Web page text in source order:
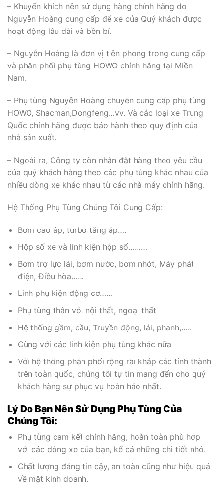
– Khuyến khích nên sử dụng hàng chính hãng do
Nguyễn Hoàng cung cấp để xe của Quý khách được
hoạt động lâu dài và bền bỉ.
– Nguyễn Hoàng là đơn vị tiên phong trong cung cấp
và phân phối phụ tùng HOWO chính hãng tại Miền
Nam.
– Phụ tùng Nguyễn Hoàng chuyên cung cấp phụ tùng
HOWO, Shacman,Dongfeng…vv. Và các loại xe Trung
Quốc chính hãng được bảo hành theo quy định của
nhà sản xuất.
– Ngoài ra, Công ty còn nhận đặt hàng theo yêu cầu
của quý khách hàng theo các phụ tùng khác nhau của
nhiều dòng xe khác nhau từ các nhà máy chính hãng.
Hệ Thống Phụ Tùng Chúng Tôi Cung Cấp:
Bơm cao áp, turbo tăng áp….
Hộp số xe và linh kiện hộp số………
Bơm trợ lực lái, bơm nước, bơm nhớt, Máy phát
điện, Điều hòa……
Linh phụ kiện động cơ……
Phụ tùng thân vỏ, nội thất, ngoại thất
Hệ thống gầm, cầu, Truyền động, lái, phanh,…..
Cùng với các linh kiện phụ tùng khác nữa
Với hệ thống phân phối rộng rãi khắp các tỉnh thành
trên toàn quốc, chúng tôi tự tin mang đến cho quý
khách hàng sự phục vụ hoàn hảo nhất.
Lý Do Bạn Nên Sử Dụng Phụ Tùng Của
Chúng Tôi:
Phụ tùng cam kết chính hãng, hoàn toàn phù hợp
với các dòng xe của bạn, kể cả những chi tiết nhỏ.
Chất lượng đáng tin cậy, an toàn cũng như hiệu quả
về mặt kinh doanh.